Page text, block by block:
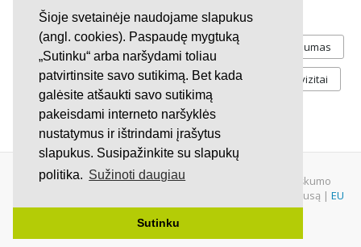
Šioje svetainėje naudojame slapukus
(angl. cookies). Paspaudę mygtuką
„Sutinku“ arba naršydami toliau
patvirtinsite savo sutikimą. Bet kada
galėsite atšaukti savo sutikimą
pakeisdami interneto naršyklės
nustatymus ir ištrindami įrašytus
slapukus. Susipažinkite su slapukų
politika. Sužinoti daugiau
Sutinku
STOP vaiku atemimas
Pilnos moksleivių vasaros atostogos referendumas
Keliu jaunystės Valandos Rekvizitai
Investicijos
© 2007 - 2026 Ne pelno siekianti organizacija VŠĮ "Pilietiškumo
platformos" į.k. 305719586. Įstaiga turi paramos gavėjo statusą | EU
Petitions|U.S. Petitions
Svetainėje nauduojama